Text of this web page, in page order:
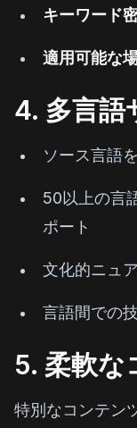
キーワード
適用可能な
4. 多言語
ソース言語
50以上の言
ポート
文化的ニュ
言語間での
5. 柔軟な
特別なコンテン